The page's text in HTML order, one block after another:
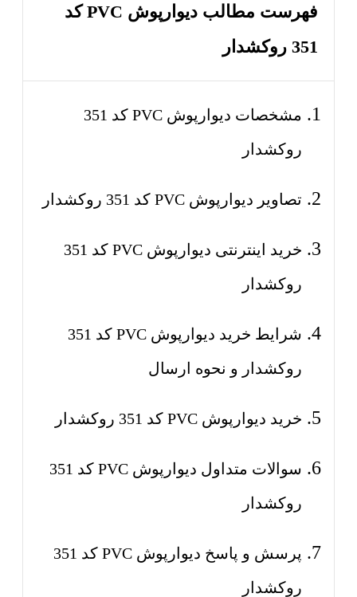
فهرست مطالب دیوارپوش PVC کد
351 روکشدار
مشخصات دیوارپوش PVC کد 351
روکشدار
تصاویر دیوارپوش PVC کد 351 روکشدار
خرید اینترنتی دیوارپوش PVC کد 351
روکشدار
شرایط خرید دیوارپوش PVC کد 351
روکشدار و نحوه ارسال
خرید دیوارپوش PVC کد 351 روکشدار
سوالات متداول دیوارپوش PVC کد 351
روکشدار
پرسش و پاسخ دیوارپوش PVC کد 351
روکشدار